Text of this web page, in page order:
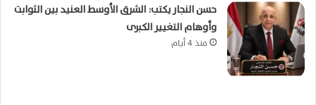
حسن النجار يكتب: الشرق الأوسط العنيد بين الثوابت
وأوهام التغيير الكبرى
منذ 4 أيام